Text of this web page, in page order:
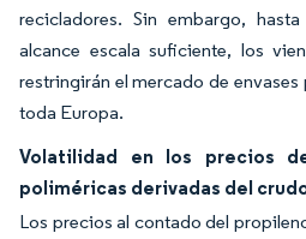
recicladores. Sin embargo,
alcance escala suficiente, los
restringirán el mercado de
toda Europa.
Volatilidad en los precios
poliméricas derivadas del
Los precios al contado del